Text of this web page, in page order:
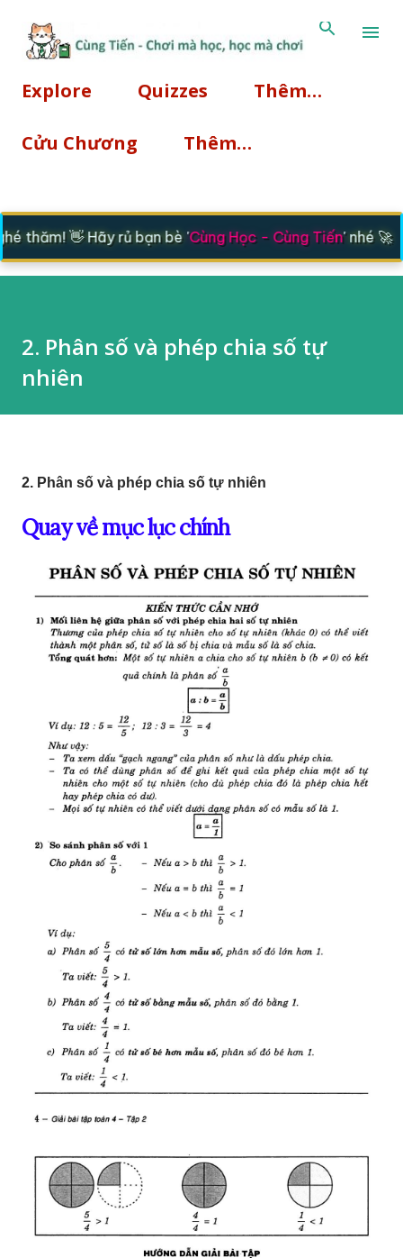
Explore Quizzes Thêm…
Cửu Chương Thêm…
thăm! 👋 Hãy rủ bạn bè 'Cùng Học - Cùng Tiến' nhé 🚀
2. Phân số và phép chia số tự
nhiên
2. Phân số và phép chia số tự nhiên
Quay về mục lục chính